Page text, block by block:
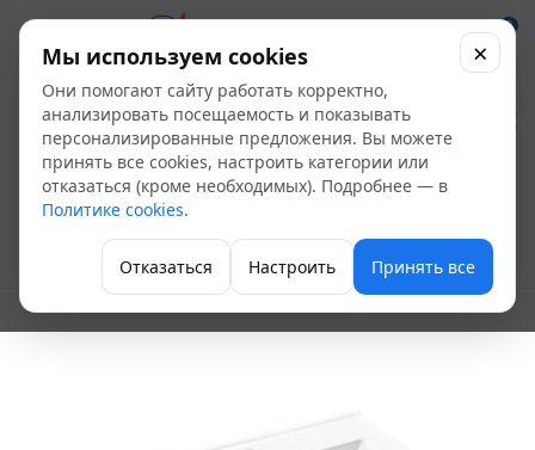
0
Умывальник "Best
75" УП (Белый, ВКС)
Sanita Luxe
Раковины и пьедесталы
Мы используем cookies
Они помогают сайту работать корректно,
анализировать посещаемость и показывать
персонализированные предложения. Вы можете
принять все cookies, настроить категории или
отказаться (кроме необходимых). Подробнее — в
Политике cookies.
Отказаться Настроить Принять все
×